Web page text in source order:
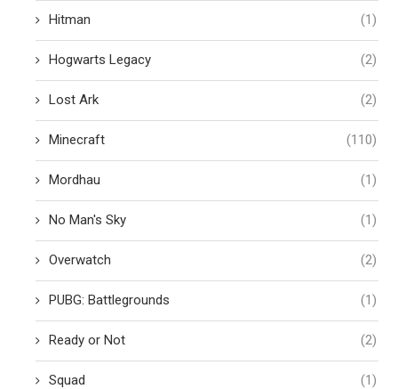
Hitman (1)
Hogwarts Legacy (2)
Lost Ark (2)
Minecraft (110)
Mordhau (1)
No Man's Sky (1)
Overwatch (2)
PUBG: Battlegrounds (1)
Ready or Not (2)
Squad (1)